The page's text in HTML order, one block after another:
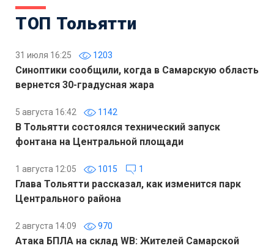
ТОП Тольятти
31 июля 16:25 1203
Синоптики сообщили, когда в Самарскую область
вернется 30-градусная жара
5 августа 16:42 1142
В Тольятти состоялся технический запуск
фонтана на Центральной площади
1 августа 12:05 1015 1
Глава Тольятти рассказал, как изменится парк
Центрального района
2 августа 14:09 970
Атака БПЛА на склад WB: Жителей Самарской